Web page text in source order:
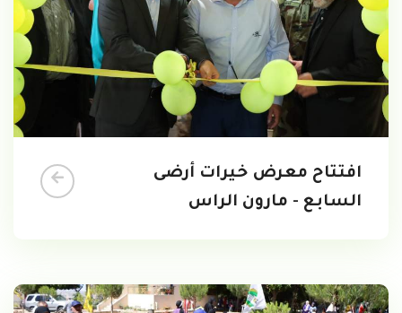
افتتاح معرض خيرات أرضى
السابع - مارون الراس